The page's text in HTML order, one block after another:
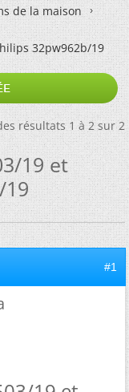
de la maison
32pw962b/19
résultats 1 à 2 sur 2
19 et
19
#1